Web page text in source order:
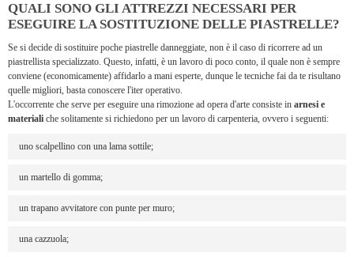
QUALI SONO GLI ATTREZZI NECESSARI PER
ESEGUIRE LA SOSTITUZIONE DELLE PIASTRELLE?
Se si decide di sostituire poche piastrelle danneggiate, non è il caso di ricorrere ad un
piastrellista specializzato. Questo, infatti, è un lavoro di poco conto, il quale non è sempre
conviene (economicamente) affidarlo a mani esperte, dunque le tecniche fai da te risultano
quelle migliori, basta conoscere l'iter operativo.
L'occorrente che serve per eseguire una rimozione ad opera d'arte consiste in arnesi e
materiali che solitamente si richiedono per un lavoro di carpenteria, ovvero i seguenti:
uno scalpellino con una lama sottile;
un martello di gomma;
un trapano avvitatore con punte per muro;
una cazzuola;